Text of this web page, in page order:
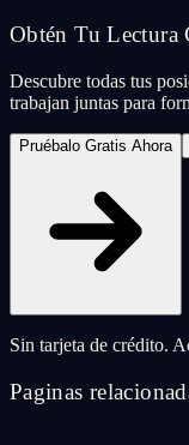
Obtén Tu Lectura
Descubre todas tus
trabajan juntas para
Pruébalo Gratis Ahora
Sin tarjeta de crédito.
Paginas